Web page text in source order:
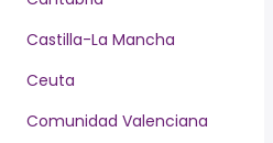
Castilla-La Mancha
Ceuta
Comunidad Valenciana